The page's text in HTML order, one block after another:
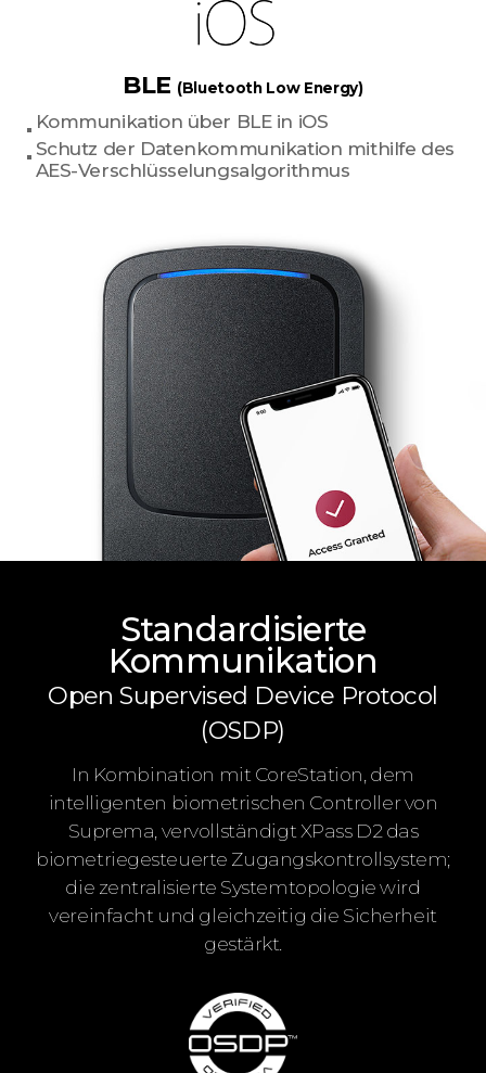
BLE (Bluetooth Low Energy)
Kommunikation über BLE in iOS
Schutz der Datenkommunikation mithilfe des
AES-Verschlüsselungsalgorithmus
Standardisierte
Kommunikation
Open Supervised Device Protocol
(OSDP)
In Kombination mit CoreStation, dem
intelligenten biometrischen Controller von
Suprema, vervollständigt XPass D2 das
biometriegesteuerte Zugangskontrollsystem;
die zentralisierte Systemtopologie wird
vereinfacht und gleichzeitig die Sicherheit
gestärkt.